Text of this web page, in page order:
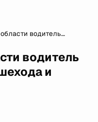
водитель
водитель
и